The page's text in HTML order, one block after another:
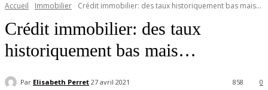
Accueil Immobilier Crédit immobilier: des taux historiquement bas mais…
Crédit immobilier: des taux
historiquement bas mais…
Par Elisabeth Perret 27 avril 2021 0
858